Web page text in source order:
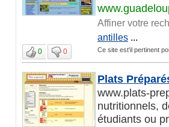
Affiner votre
antilles ...
0 0 Ce site est'il pertinent
Plats
www.plats-
nutritionnels,
étudiants ou